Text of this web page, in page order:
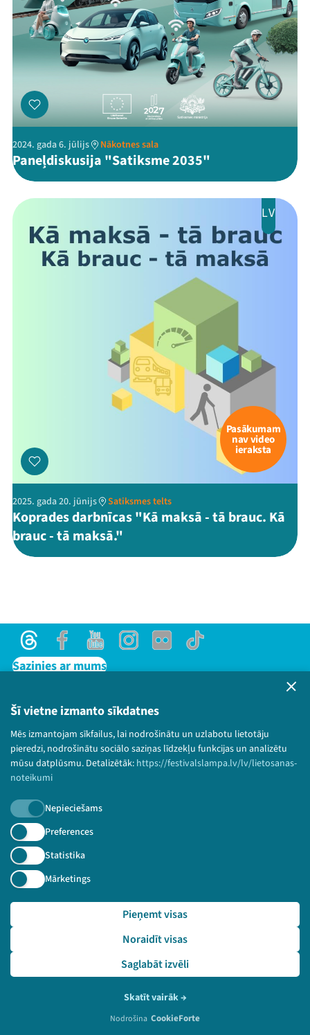
Šī vietne izmanto sīkdatnes
Mēs izmantojam sīkfailus, lai nodrošinātu un uzlabotu lietotāju
pieredzi, nodrošinātu sociālo saziņas līdzekļu funkcijas un analizētu
mūsu datplūsmu. Detalizētāk: https://festivalslampa.lv/lv/lietosanas-
noteikumi
Nepieciešams
Preferences
Statistika
Mārketings
Saglabāt izvēli
Noraidīt visas
Pieņemt visas
Skatīt vairāk→
Nodrošina CookieForte
2024. gada 6. jūlijs Nākotnes sala
Paneļdiskusija "Satiksme 2035"
LV
Pasākumam
nav video
ieraksta
2025. gada 20. jūnijs Satiksmes telts
Koprades darbnīcas "Kā maksā - tā brauc. Kā
brauc - tā maksā."
ThreadsFacebookYoutubeInstagram
Flick TikTok
Sazinies ar mums
Lietošanas noteikumi un sīkdatņu politika
Bērnu aizsardzības politika
© 2026 Sarunu festivāls LAMPA Visas tiesības
paturētas.
Piesakies jaunumiem!
Nepalaid garām aktuālāko informāciju!
Pieteikties
🔗 https://festivalslampa.lv/lv/dalibnieki/1271